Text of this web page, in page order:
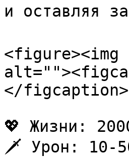
и оставляя
<figure><img
</
💖 Жизни:
🗡️ Урон: 10-